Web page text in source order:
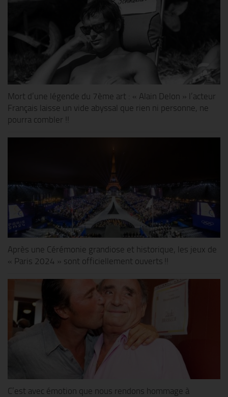
Mort d’une légende du 7ème art : « Alain Delon » l’acteur
Français laisse un vide abyssal que rien ni personne, ne
pourra combler !!
Après une Cérémonie grandiose et historique, les jeux de
« Paris 2024 » sont officiellement ouverts !!
C’est avec émotion que nous rendons hommage à